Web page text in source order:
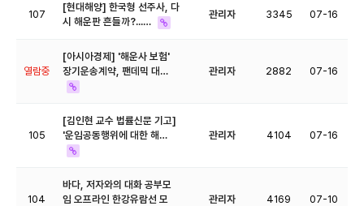
107
[현대해양] 한국형 선주사, 다
시 해운판 흔들까?...…
관리자 3345 07-16
열람중
[아시아경제] '해운사 보험'
장기운송계약, 팬데믹 대…
관리자 2882 07-16
105
[김인현 교수 법률신문 기고]
'운임공동행위에 대한 해…
관리자 4104 07-16
104
바다, 저자와의 대화 공부모
임 오프라인 한강유람선 모
관리자 4169 07-10